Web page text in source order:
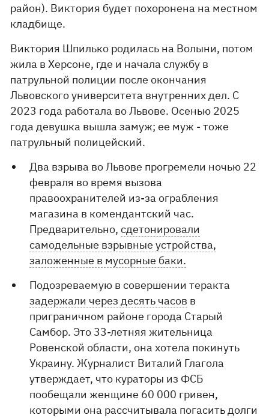
район). Виктория будет похоронена на местном
кладбище.
Виктория Шпилько родилась на Волыни, потом
жила в Херсоне, где и начала службу в
патрульной полиции после окончания
Львовского университета внутренних дел. С
2023 года работала во Львове. Осенью 2025
года девушка вышла замуж; ее муж - тоже
патрульный полицейский.
Два взрыва во Львове прогремели ночью 22
февраля во время вызова
правоохранителей из-за ограбления
магазина в комендантский час.
Предварительно,сдетонировали
самодельные взрывные устройства,
заложенные в мусорные баки.
Подозреваемую в совершении теракта
задержали через десять часов в
приграничном районе города Старый
Самбор. Это 33-летняя жительница
Ровенской области, она хотела покинуть
Украину. Журналист Виталий Глагола
утверждает, что кураторы из ФСБ
пообещали женщине 60 000 гривен,
которыми она рассчитывала погасить долги